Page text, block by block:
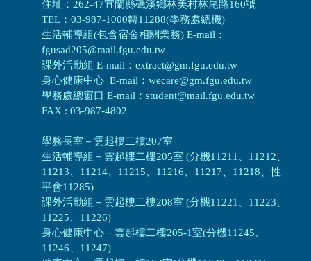
住址：262-47宜蘭縣礁溪鄉林美村林尾路160號
TEL：03-987-1000轉11288(學務處總機)
生活輔導組(包含宿舍相關業務) E-mail：
fgusad205@mail.fgu.edu.tw
課外活動組 E-mail：extract@gm.fgu.edu.tw
身心健康中心 E-mail：wecare@gm.fgu.edu.tw
學務處總窗口 E-mail：student@mail.fgu.edu.tw
FAX : 03-987-4802
學務長室－雲起樓二樓207室
生活輔導組 － 雲起樓二樓205室 (分機11211、11212、
11213、11214、11215、11216、11217、11218、性
平會11285)
課外活動組 － 雲起樓二樓208室 (分機11221、11223、
11225、11226)
身心健康中心 － 雲起樓二樓205-1室(分機11245、
11246、11247)